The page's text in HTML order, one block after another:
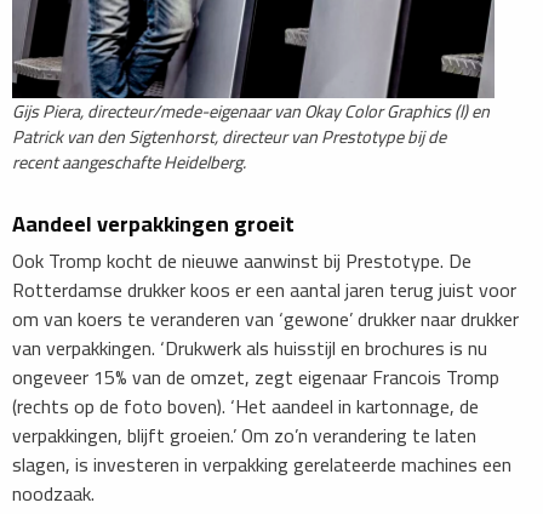
Gijs Piera, directeur/mede-eigenaar van Okay Color Graphics (l) en
Patrick van den Sigtenhorst, directeur van Prestotype bij de
recent aangeschafte Heidelberg.
Aandeel verpakkingen groeit
Ook Tromp kocht de nieuwe aanwinst bij Prestotype. De
Rotterdamse drukker koos er een aantal jaren terug juist voor
om van koers te veranderen van ‘gewone’ drukker naar drukker
van verpakkingen. ‘Drukwerk als huisstijl en brochures is nu
ongeveer 15% van de omzet, zegt eigenaar Francois Tromp
(rechts op de foto boven). ‘Het aandeel in kartonnage, de
verpakkingen, blijft groeien.’ Om zo’n verandering te laten
slagen, is investeren in verpakking gerelateerde machines een
noodzaak.